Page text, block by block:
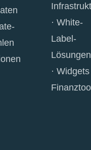
White-
Label-
Lösungen